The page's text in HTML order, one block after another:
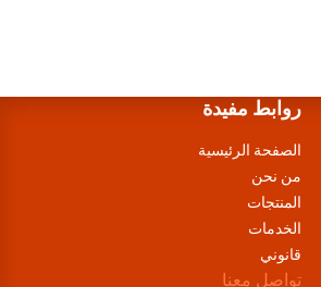
روابط مفيدة
الصفحة الرئيسية
من نحن
المنتجات
الخدمات
قانوني
تواصل معنا